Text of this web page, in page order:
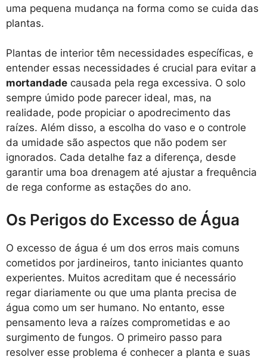
uma pequena mudança na forma como se cuida das
plantas.
Plantas de interior têm necessidades específicas, e
entender essas necessidades é crucial para evitar a
mortandade causada pela rega excessiva. O solo
sempre úmido pode parecer ideal, mas, na
realidade, pode propiciar o apodrecimento das
raízes. Além disso, a escolha do vaso e o controle
da umidade são aspectos que não podem ser
ignorados. Cada detalhe faz a diferença, desde
garantir uma boa drenagem até ajustar a frequência
de rega conforme as estações do ano.
Os Perigos do Excesso de Água
O excesso de água é um dos erros mais comuns
cometidos por jardineiros, tanto iniciantes quanto
experientes. Muitos acreditam que é necessário
regar diariamente ou que uma planta precisa de
água como um ser humano. No entanto, esse
pensamento leva a raízes comprometidas e ao
surgimento de fungos. O primeiro passo para
resolver esse problema é conhecer a planta e suas